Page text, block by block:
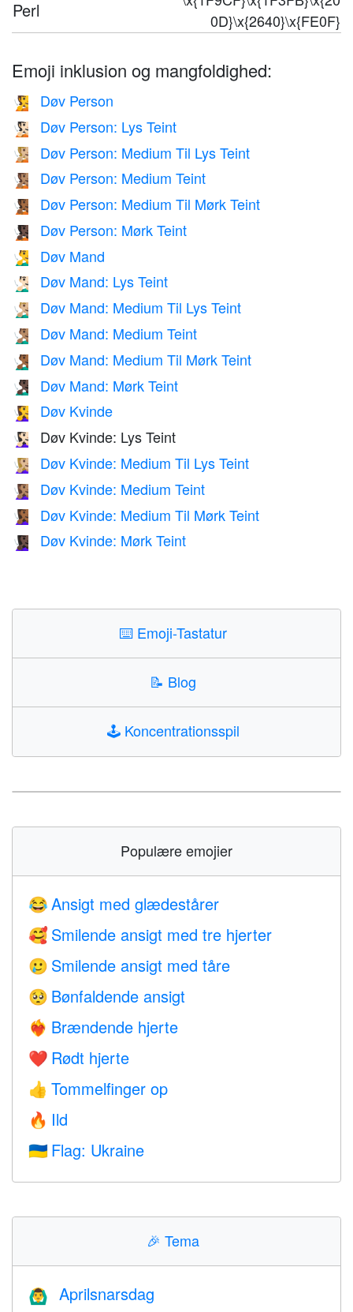
Perl
0D}\x{2640}\x{FE0F}
Emoji inklusion og mangfoldighed:
🧏 Døv Person
🧏🏻 Døv Person: Lys Teint
🧏🏼 Døv Person: Medium Til Lys Teint
🧏🏽 Døv Person: Medium Teint
🧏🏾 Døv Person: Medium Til Mørk Teint
🧏🏿 Døv Person: Mørk Teint
🧏‍♂️ Døv Mand
🧏🏻‍♂️ Døv Mand: Lys Teint
🧏🏼‍♂️ Døv Mand: Medium Til Lys Teint
🧏🏽‍♂️ Døv Mand: Medium Teint
🧏🏾‍♂️ Døv Mand: Medium Til Mørk Teint
🧏🏿‍♂️ Døv Mand: Mørk Teint
🧏‍♀️ Døv Kvinde
🧏🏻‍♀️ Døv Kvinde: Lys Teint
🧏🏼‍♀️ Døv Kvinde: Medium Til Lys Teint
🧏🏽‍♀️ Døv Kvinde: Medium Teint
🧏🏾‍♀️ Døv Kvinde: Medium Til Mørk Teint
🧏🏿‍♀️ Døv Kvinde: Mørk Teint
⌨️ Emoji-Tastatur
📝 Blog
🕹️ Koncentrationsspil
Populære emojier
😂 Ansigt med glædestårer
🥰 Smilende ansigt med tre hjerter
🥲 Smilende ansigt med tåre
🥺 Bønfaldende ansigt
❤️‍🔥 Brændende hjerte
❤️ Rødt hjerte
👍 Tommelfinger op
🔥 Ild
🇺🇦 Flag: Ukraine
🎉 Tema
🙆‍♂️ Aprilsnarsdag